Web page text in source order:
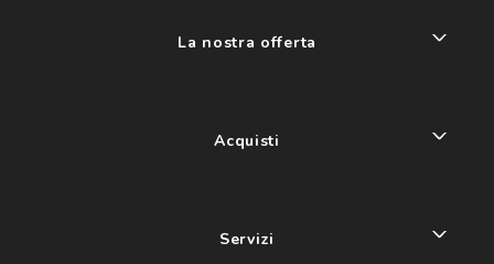
La nostra offerta
Acquisti
Servizi